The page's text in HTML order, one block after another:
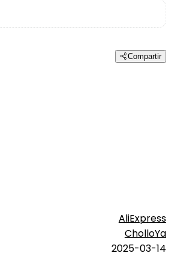
Compartir
AliExpress
CholloYa
2025-03-14